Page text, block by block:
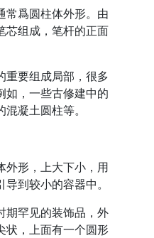
常爲圆柱体外形。由
芯组成，笔杆的正面
重要组成局部，很多
如，一些古修建中的
凝土圆柱等。
外形，上大下小，用
到较小的容器中。
期罕见的装饰品，外
状，上面有一个圆形